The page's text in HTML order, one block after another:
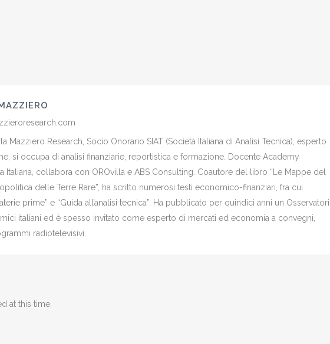
Mazziero Research, Socio Onorario SIAT (Società Italiana di Analisi Tecnica), esperto
si occupa di analisi finanziarie, reportistica e formazione. Docente Academy
Italiana, collabora con OROvilla e ABS Consulting. Coautore del libro “Le Mappe del
delle Terre Rare”, ha scritto numerosi testi economico-finanziari, fra cui
prime” e “Guida all’analisi tecnica”. Ha pubblicato per quindici anni un
italiani ed è spesso invitato come esperto di mercati ed economia a convegni,
radiotelevisivi.
at this time.